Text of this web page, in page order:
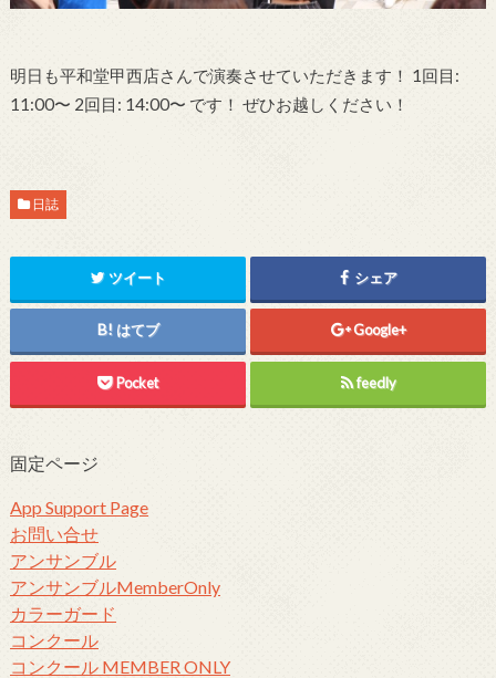
明日も平和堂甲西店さんで演奏させていただきます！ 1回目:
11:00〜 2回目: 14:00〜 です！ ぜひお越しください！
日誌
ツイート シェア
はてブ Google+
Pocket feedly
固定ページ
App Support Page
お問い合せ
アンサンブル
アンサンブルMemberOnly
カラーガード
コンクール
コンクール MEMBER ONLY